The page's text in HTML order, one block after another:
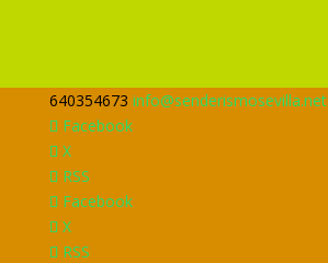
640354673 info@senderismosevilla.net
Facebook
X
RSS
Facebook
X
RSS